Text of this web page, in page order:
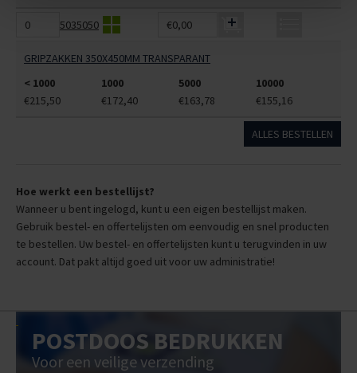
5035050 €0,00
GRIPZAKKEN 350X450MM TRANSPARANT
< 1000
1000 5000
10000
€215,50
€172,40 €163,78 €155,16
ALLES BESTELLEN
Hoe werkt een bestellijst?
Wanneer u bent ingelogd, kunt u een eigen bestellijst maken.
Gebruik bestel- en offertelijsten om eenvoudig en snel producten
te bestellen. Uw bestel- en offertelijsten kunt u terugvinden in uw
account. Dat pakt altijd goed uit voor uw administratie!
POSTDOOS BEDRUKKEN
Voor een veilige verzending